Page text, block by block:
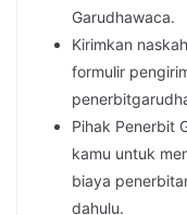
Garudhawaca.
Kirimkan
formulir
Pihak Penerbit
kamu untuk
biaya
dahulu.